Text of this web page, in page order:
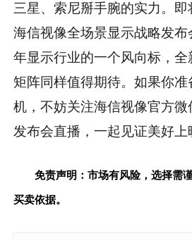
三星、索尼掰手腕的实力。
海信视像全场景显示战略发布
年显示行业的一个风向标，
矩阵同样值得期待。如果你
机，不妨关注海信视像官方
发布会直播，一起见证美好上
免责声明：市场有风险，选择需
买卖依据。